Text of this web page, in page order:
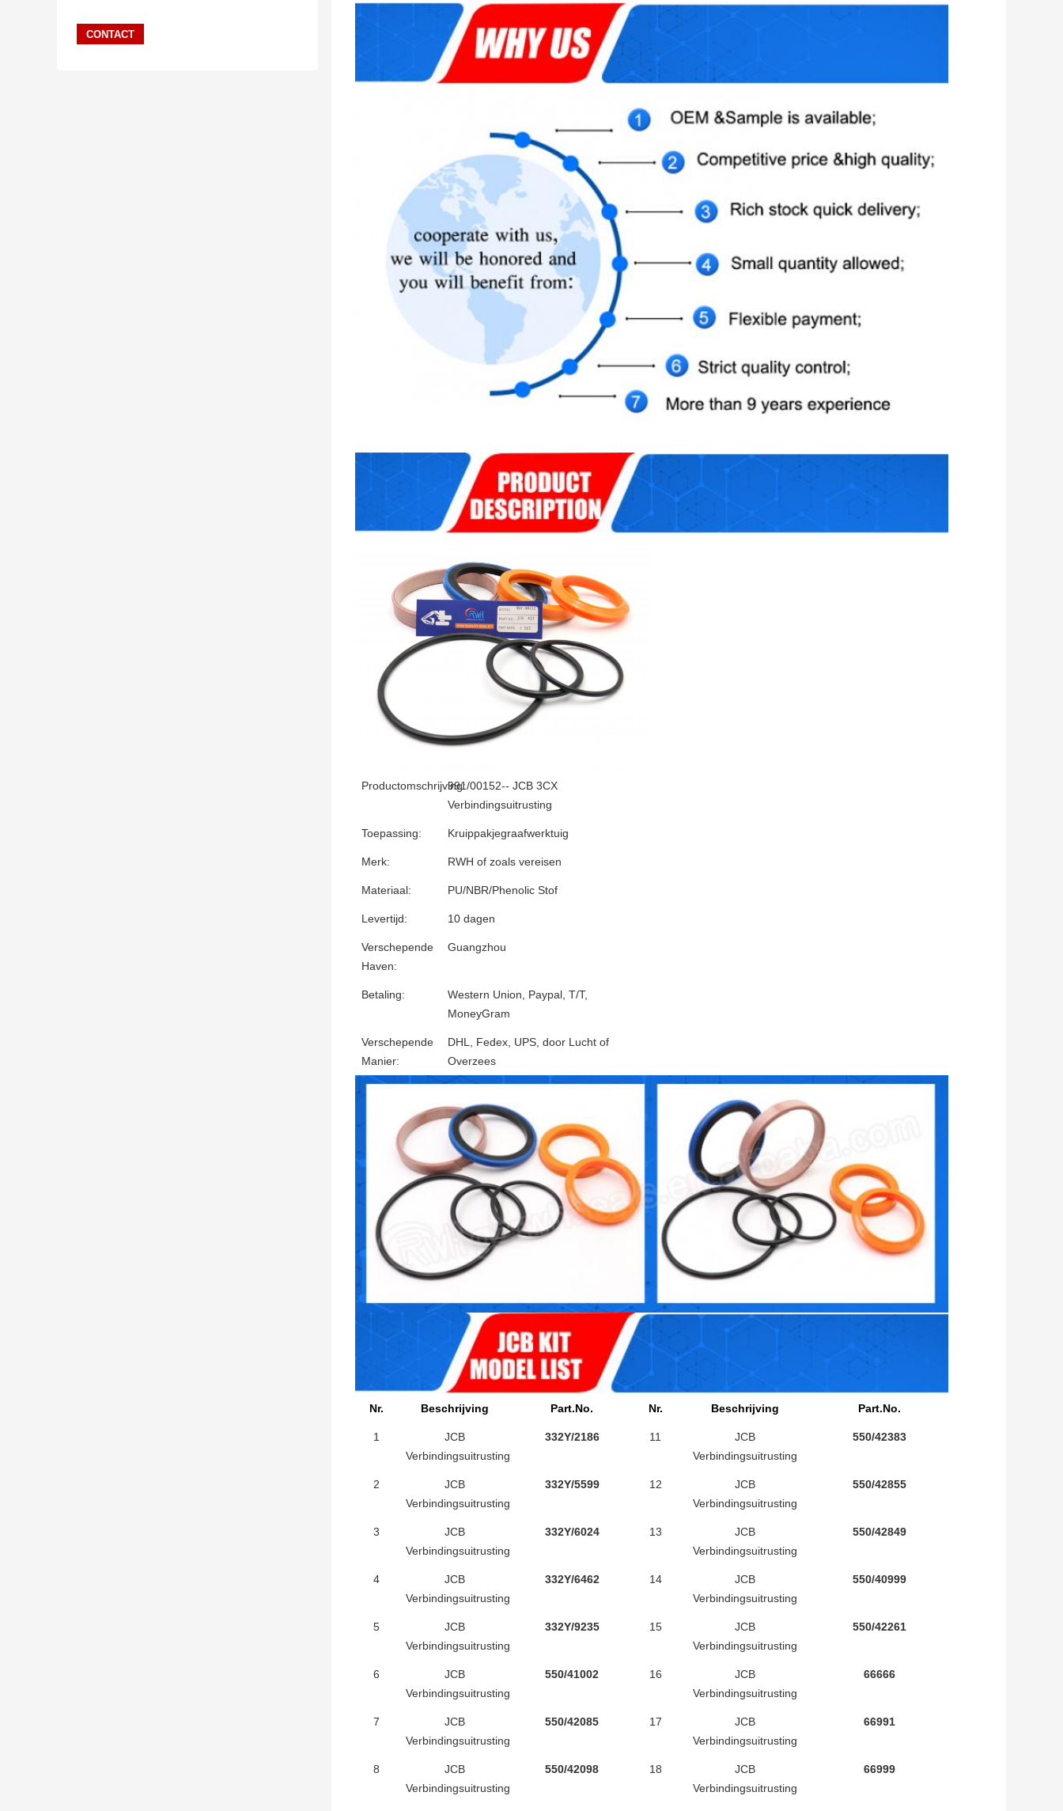
Productomschrijving:991/00152-- JCB 3CX
Verbindingsuitrusting
Toepassing: Kruippakjegraafwerktuig
Merk: RWH of zoals vereisen
Materiaal: PU/NBR/Phenolic Stof
Levertijd: 10 dagen
Verschepende
Haven:
Guangzhou
Betaling:
Western Union, Paypal, T/T,
MoneyGram
Verschepende
Manier:
DHL, Fedex, UPS, door Lucht of
Overzees
Nr. Beschrijving Part.No. Nr. Beschrijving Part.No.
1
JCB
Verbindingsuitrusting
332Y/2186 11
JCB
Verbindingsuitrusting
550/42383
2
JCB
Verbindingsuitrusting
332Y/5599 12
JCB
Verbindingsuitrusting
550/42855
3
JCB
Verbindingsuitrusting
332Y/6024 13
JCB
Verbindingsuitrusting
550/42849
4
JCB
Verbindingsuitrusting
332Y/6462 14
JCB
Verbindingsuitrusting
550/40999
5
JCB
Verbindingsuitrusting
332Y/9235 15
JCB
Verbindingsuitrusting
550/42261
6
JCB
Verbindingsuitrusting
550/41002 16
JCB
Verbindingsuitrusting
66666
7
JCB
Verbindingsuitrusting
550/42085 17
JCB
Verbindingsuitrusting
66991
8
JCB
Verbindingsuitrusting
550/42098 18
JCB
Verbindingsuitrusting
66999